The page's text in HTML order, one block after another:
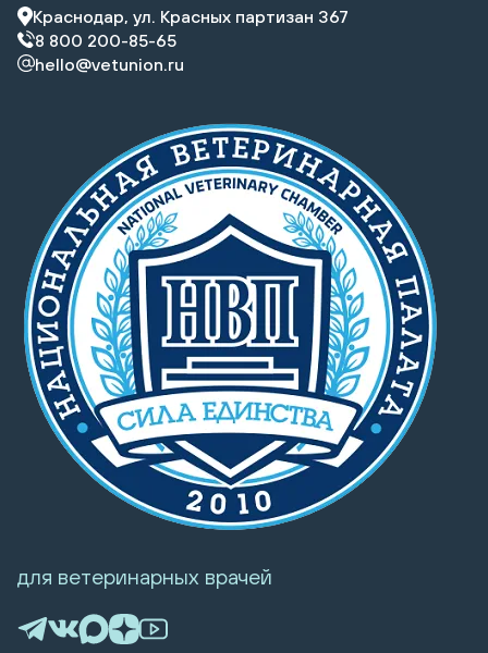
Краснодар, ул. Красных партизан 367
8 800 200-85-65
hello@vetunion.ru
для ветеринарных врачей